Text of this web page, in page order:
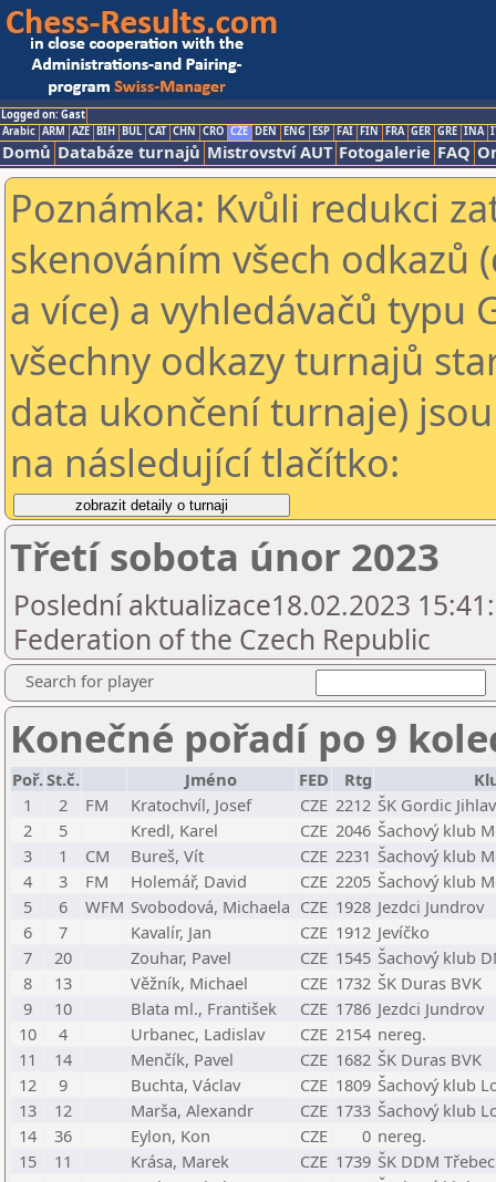
Logged on: Gast
Arabic ARM AZE BIH BUL CAT CHN CRO CZE DEN ENG ESP FAI FIN FRA GER GRE INA
Domů Databáze turnajů Mistrovství AUT Fotogalerie FAQ
Poznámka: Kvůli redukci
skenováním všech odkazů
a více) a vyhledávačů typu
všechny odkazy turnajů
data ukončení turnaje)
na následující tlačítko:
Třetí sobota únor 2023
Poslední aktualizace18.02.2023
Federation of the Czech Republic
Search for player
Konečné pořadí po 9
Poř.St.č. Jméno FED Rtg
1
2 FM Kratochvíl, Josef CZE 2212 ŠK Gordic
2
5 Kredl, Karel CZE 2046 Šachový klub
3
1 CM Bureš, Vít CZE 2231 Šachový klub
4
3 FM Holemář, David CZE 2205 Šachový klub
5
6 WFM Svobodová, Michaela CZE 1928 Jezdci Jundrov
6
7 Kavalír, Jan CZE 1912 Jevíčko
7
20 Zouhar, Pavel CZE 1545 Šachový klub
8
13 Věžník, Michael CZE 1732 ŠK Duras BVK
9
10 Blata ml., František CZE 1786 Jezdci Jundrov
10
4 Urbanec, Ladislav CZE 2154 nereg.
11
14 Menčík, Pavel CZE 1682 ŠK Duras BVK
12
9 Buchta, Václav CZE 1809 Šachový klub
13
12 Marša, Alexandr CZE 1733 Šachový klub
14
36 Eylon, Kon CZE 0 nereg.
15
11 Krása, Marek CZE 1739 ŠK DDM